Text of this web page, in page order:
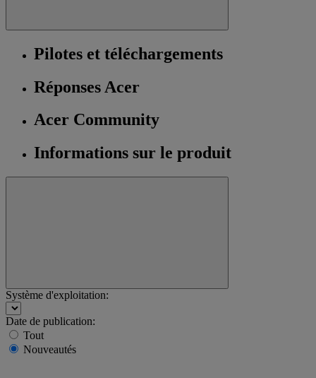
Pilotes et téléchargements
Réponses Acer
Acer Community
Informations sur le produit
Système d'exploitation:
Date de publication:
Tout
Nouveautés